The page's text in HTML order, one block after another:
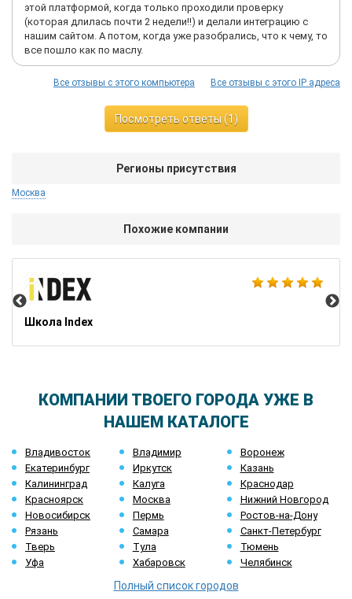
этой платформой, когда только проходили проверку
(которая длилась почти 2 недели!!) и делали интеграцию с
нашим сайтом. А потом, когда уже разобрались, что к чему, то
все пошло как по маслу.
Все отзывы с этого IP адреса
Все отзывы с этого компьютера
Посмотреть ответы (1)
Регионы присутствия
Москва
Похожие компании
Школа Index
КОМПАНИИ ТВОЕГО ГОРОДА УЖЕ В
НАШЕМ КАТАЛОГЕ
Владивосток Владимир
Воронеж
Екатеринбург
Иркутск
Казань
Калининград
Калуга
Краснодар
Красноярск
Москва
Нижний Новгород
Новосибирск
Пермь
Ростов-на-Дону
Рязань
Самара
Санкт-Петербург
Тверь
Тула
Тюмень
Уфа
Хабаровск Челябинск
Полный список городов